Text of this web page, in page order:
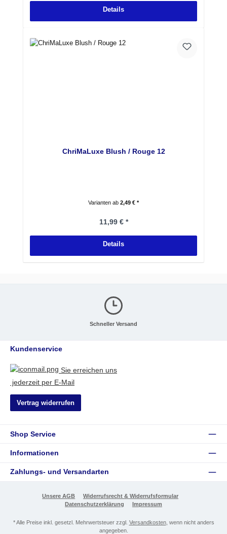
Details
ChriMaLuxe Blush / Rouge 12
Varianten ab 2,49 € *
Regulärer Preis:
11,99 € *
Details
Schneller Versand
Kundenservice
Sie erreichen uns
jederzeit per E-Mail
Vertrag widerrufen
Shop Service
Informationen
Zahlungs- und Versandarten
Unsere AGB
Widerrufsrecht & Widerrufsformular
Datenschutzerklärung
Impressum
* Alle Preise inkl. gesetzl. Mehrwertsteuer zzgl. Versandkosten, wenn nicht anders
angegeben.